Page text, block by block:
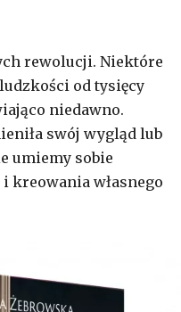
rewolucji. Niektóre
od tysięcy
niedawno.
swój wygląd lub
umiemy sobie
kreowania własnego